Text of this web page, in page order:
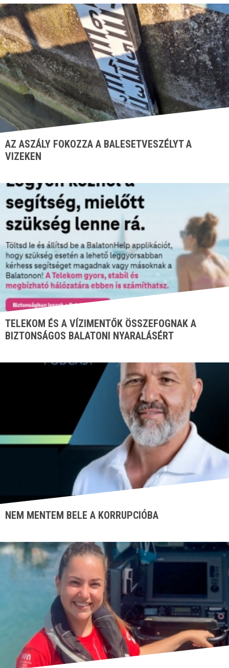
AZ ASZÁLY FOKOZZA A BALESETVESZÉLYT A
VIZEKEN
TELEKOM ÉS A VÍZIMENTŐK ÖSSZEFOGNAK A
BIZTONSÁGOS BALATONI NYARALÁSÉRT
NEM MENTEM BELE A KORRUPCIÓBA